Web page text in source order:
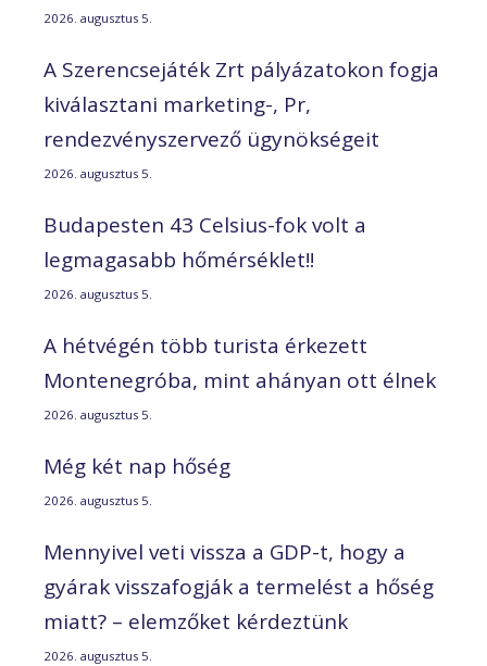
2026. augusztus 5.
A Szerencsejáték Zrt pályázatokon fogja
kiválasztani marketing-, Pr,
rendezvényszervező ügynökségeit
2026. augusztus 5.
Budapesten 43 Celsius-fok volt a
legmagasabb hőmérséklet!!
2026. augusztus 5.
A hétvégén több turista érkezett
Montenegróba, mint ahányan ott élnek
2026. augusztus 5.
Még két nap hőség
2026. augusztus 5.
Mennyivel veti vissza a GDP-t, hogy a
gyárak visszafogják a termelést a hőség
miatt? – elemzőket kérdeztünk
2026. augusztus 5.